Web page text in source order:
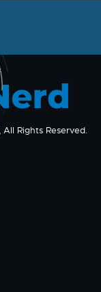
Rights Reserved.